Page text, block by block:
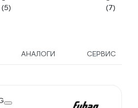
(5)
(7)
АНАЛОГИ СЕРВИС